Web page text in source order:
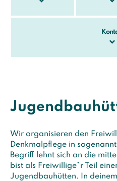
Wir organisieren den
Denkmalpflege in
Begriff lehnt sich an die
bist als Freiwillige*r Teil
Jugendbauhütten. In